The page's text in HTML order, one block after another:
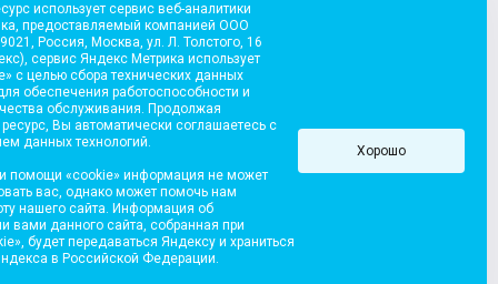
Медиа», 2004 Разработка сайта
использует сервис веб-аналитики
предоставляемый компанией ООО
Россия, Москва, ул. Л. Толстого, 16
сервис Яндекс Метрика использует
с целью сбора технических данных
обеспечения работоспособности и
обслуживания. Продолжая
ресурс, Вы автоматически соглашаетесь с
данных технологий.
помощи «cookie» информация не может
вас, однако может помочь нам
нашего сайта. Информация об
вами данного сайта, собранная при
будет передаваться Яндексу и храниться
в Российской Федерации.
Хорошо